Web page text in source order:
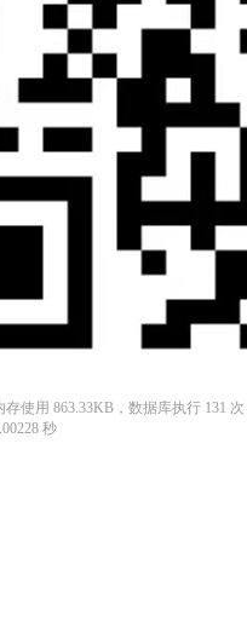
存使用 863.33KB，数据库执行 131
秒